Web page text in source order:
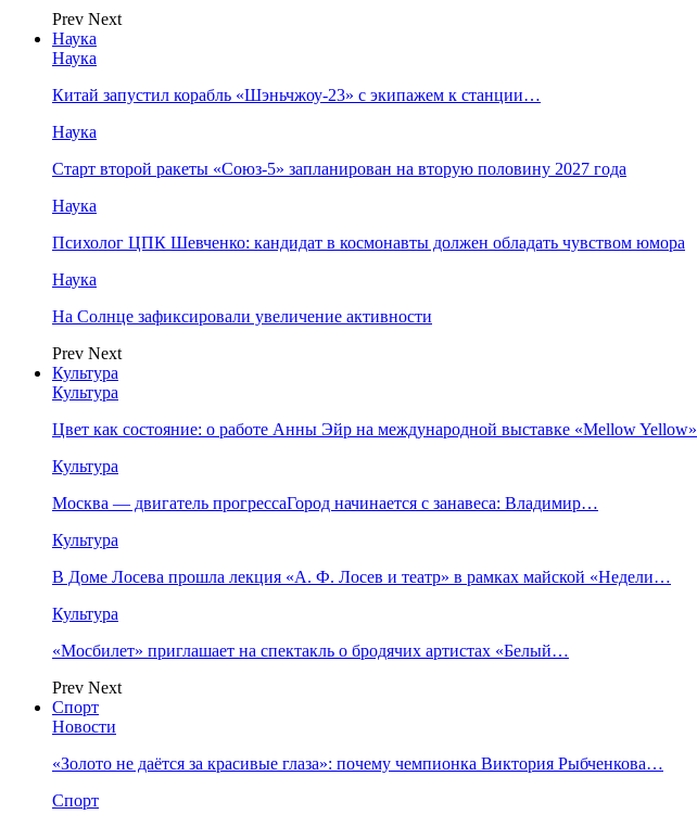
Prev Next
Наука
Наука
Китай запустил корабль «Шэньчжоу-23» с экипажем к станции…
Наука
Старт второй ракеты «Союз-5» запланирован на вторую половину 2027 года
Наука
Психолог ЦПК Шевченко: кандидат в космонавты должен обладать чувством юмора
Наука
На Солнце зафиксировали увеличение активности
Prev Next
Культура
Культура
Цвет как состояние: о работе Анны Эйр на международной выставке «Mellow Yellow»
Культура
Москва — двигатель прогрессаГород начинается с занавеса: Владимир…
Культура
В Доме Лосева прошла лекция «А. Ф. Лосев и театр» в рамках майской «Недели…
Культура
«Мосбилет» приглашает на спектакль о бродячих артистах «Белый…
Prev Next
Спорт
Новости
«Золото не даётся за красивые глаза»: почему чемпионка Виктория Рыбченкова…
Спорт